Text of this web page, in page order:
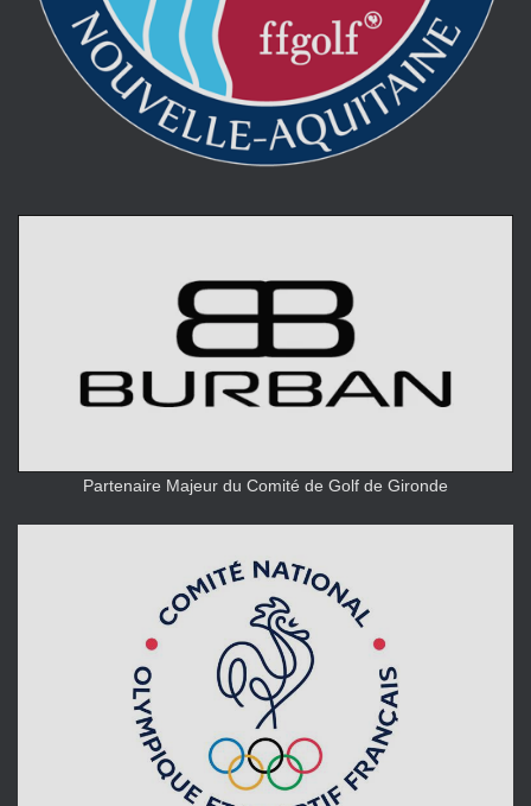
Partenaire Majeur du Comité de Golf de Gironde